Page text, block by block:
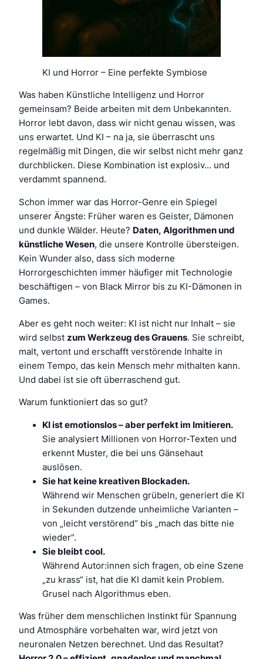
KI und Horror – Eine perfekte Symbiose
Was haben Künstliche Intelligenz und Horror
gemeinsam? Beide arbeiten mit dem Unbekannten.
Horror lebt davon, dass wir nicht genau wissen, was
uns erwartet. Und KI – na ja, sie überrascht uns
regelmäßig mit Dingen, die wir selbst nicht mehr ganz
durchblicken. Diese Kombination ist explosiv… und
verdammt spannend.
Schon immer war das Horror-Genre ein Spiegel
unserer Ängste: Früher waren es Geister, Dämonen
und dunkle Wälder. Heute? Daten, Algorithmen und
künstliche Wesen, die unsere Kontrolle übersteigen.
Kein Wunder also, dass sich moderne
Horrorgeschichten immer häufiger mit Technologie
beschäftigen – von Black Mirror bis zu KI-Dämonen in
Games.
Aber es geht noch weiter: KI ist nicht nur Inhalt – sie
wird selbst zum Werkzeug des Grauens. Sie schreibt,
malt, vertont und erschafft verstörende Inhalte in
einem Tempo, das kein Mensch mehr mithalten kann.
Und dabei ist sie oft überraschend gut.
Warum funktioniert das so gut?
KI ist emotionslos – aber perfekt im Imitieren.
Sie analysiert Millionen von Horror-Texten und
erkennt Muster, die bei uns Gänsehaut
auslösen.
Sie hat keine kreativen Blockaden.
Während wir Menschen grübeln, generiert die KI
in Sekunden dutzende unheimliche Varianten –
von „leicht verstörend“ bis „mach das bitte nie
wieder“.
Sie bleibt cool.
Während Autor:innen sich fragen, ob eine Szene
„zu krass“ ist, hat die KI damit kein Problem.
Grusel nach Algorithmus eben.
Was früher dem menschlichen Instinkt für Spannung
und Atmosphäre vorbehalten war, wird jetzt von
neuronalen Netzen berechnet. Und das Resultat?